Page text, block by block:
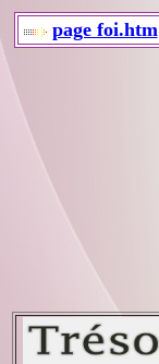
page foi.htm